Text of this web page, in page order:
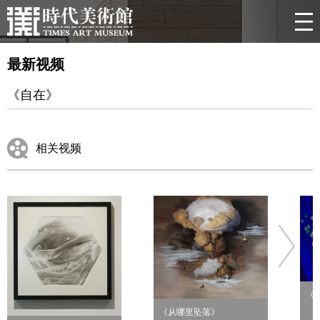
最新视频
《自在》
相关视频
《从哪里坠落》
《